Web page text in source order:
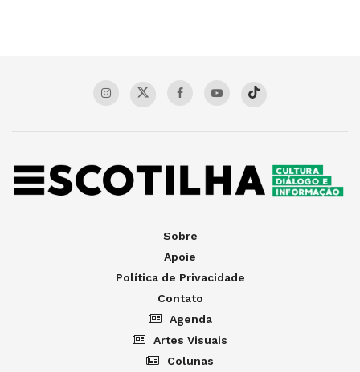
Sobre
Apoie
Política de Privacidade
Contato
Agenda
Artes Visuais
Colunas